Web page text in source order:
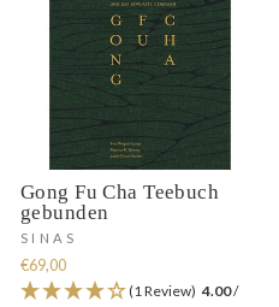
Gong Fu Cha Teebuch
gebunden
SINAS
€69,00
(1 Review) 4.00/